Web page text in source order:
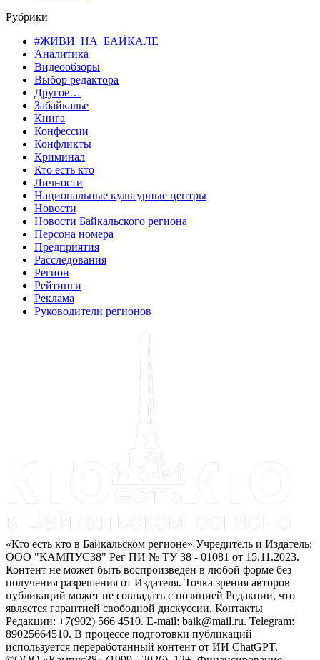
Рубрики
#ЖИВИ_НА_БАЙКАЛЕ
Аналитика
Видеообзоры
Выбор редактора
Другое…
Забайкалье
Книга
Конфессии
Конфликты
Криминал
Кто есть кто
Личности
Национальные культурные центры
Новости
Новости Байкальского региона
Персона номера
Предприятия
Расследования
Регион
Рейтинги
Реклама
Руководители регионов
«Кто есть кто в Байкальском регионе» Учредитель и Издатель:
ООО "КАМПУС38" Рег ПИ № ТУ 38 - 01081 от 15.11.2023.
Контент не может быть воспроизведен в любой форме без
получения разрешения от Издателя. Точка зрения авторов
публикаций может не совпадать с позицией Редакции, что
является гарантией свободной дискуссии. Контакты
Редакции: +7(902) 566 4510. E-mail: baik@mail.ru. Telegram:
89025664510. В процессе подготовки публикаций
используется переработанный контент от ИИ ChatGPT.